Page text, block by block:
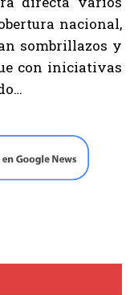
nacional,
sombrillazos y
con iniciativas